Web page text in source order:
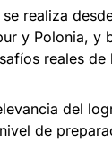
realiza
y Polonia, y
reales
del
de